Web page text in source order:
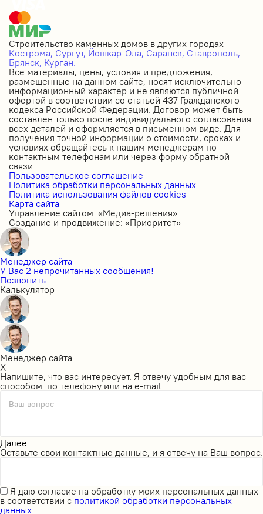
Строительство каменных домов в других городах
Кострома, Сургут, Йошкар-Ола, Саранск, Ставрополь,
Брянск, Курган.
Все материалы, цены, условия и предложения,
размещенные на данном сайте, носят исключительно
информационный характер и не являются публичной
офертой в соответствии со статьей 437 Гражданского
кодекса Российской Федерации. Договор может быть
составлен только после индивидуального согласования
всех деталей и оформляется в письменном виде. Для
получения точной информации о стоимости, сроках и
условиях обращайтесь к нашим менеджерам по
контактным телефонам или через форму обратной
связи.
Пользовательское соглашение
Политика обработки персональных данных
Политика использования файлов cookies
Карта сайта
Управление сайтом: «Медиа-решения»
Создание и продвижение: «Приоритет»
Менеджер сайта
У Вас 2 непрочитанных сообщения!
Позвонить
Калькулятор
Менеджер сайта
X
Напишите, что вас интересует. Я отвечу удобным для вас
способом: по телефону или на e-mail.
Ваш вопрос
Далее
Оставьте свои контактные данные, и я отвечу на Ваш вопрос.
Я даю согласие на обработку моих персональных данных
в соответствии с политикой обработки персональных
данных.